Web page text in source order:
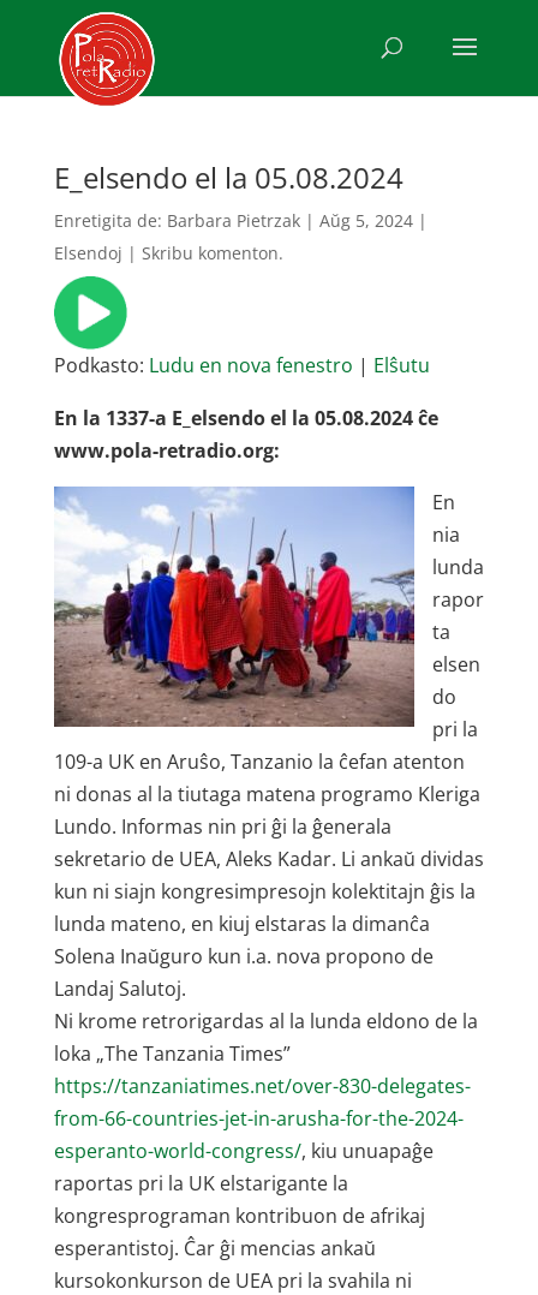
E_elsendo el la 05.08.2024
Enretigita de: Barbara Pietrzak| Aŭg 5, 2024|
Elsendoj | Skribu komenton.
Podkasto: Ludu en nova fenestro | Elŝutu
En la 1337-a E_elsendo el la 05.08.2024 ĉe
www.pola-retradio.org:
En
nia
lunda
rapor
ta
elsen
do
pri la
109-a UK en Aruŝo, Tanzanio la ĉefan atenton
ni donas al la tiutaga matena programo Kleriga
Lundo. Informas nin pri ĝi la ĝenerala
sekretario de UEA, Aleks Kadar. Li ankaŭ dividas
kun ni siajn kongresimpresojn kolektitajn ĝis la
lunda mateno, en kiuj elstaras la dimanĉa
Solena Inaŭguro kun i.a. nova propono de
Landaj Salutoj.
Ni krome retrorigardas al la lunda eldono de la
loka „The Tanzania Times”
https://tanzaniatimes.net/over-830-delegates-
from-66-countries-jet-in-arusha-for-the-2024-
esperanto-world-congress/, kiu unuapaĝe
raportas pri la UK elstarigante la
kongresprograman kontribuon de afrikaj
esperantistoj. Ĉar ĝi mencias ankaŭ
kursokonkurson de UEA pri la svahila ni